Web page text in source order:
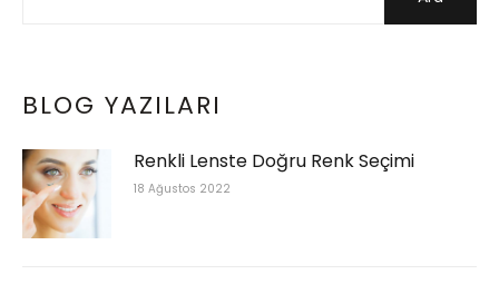
BLOG YAZILARI
Renkli Lenste Doğru Renk Seçimi
18 Ağustos 2022